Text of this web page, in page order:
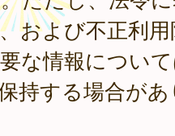
および不正利
な情報につい
持する場合が